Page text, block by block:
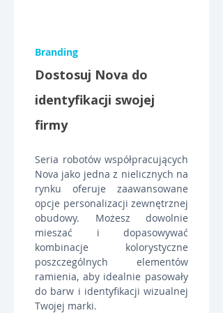
Branding
Dostosuj Nova do
identyfikacji swojej
firmy
Seria robotów współpracujących
Nova jako jedna z nielicznych na
rynku oferuje zaawansowane
opcje personalizacji zewnętrznej
obudowy. Możesz dowolnie
mieszać i dopasowywać
kombinacje kolorystyczne
poszczególnych elementów
ramienia, aby idealnie pasowały
do barw i identyfikacji wizualnej
Twojej marki.